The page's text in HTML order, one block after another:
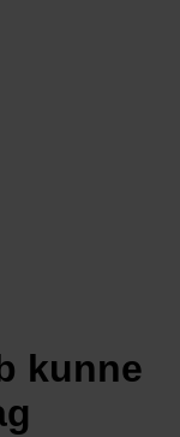
kunne